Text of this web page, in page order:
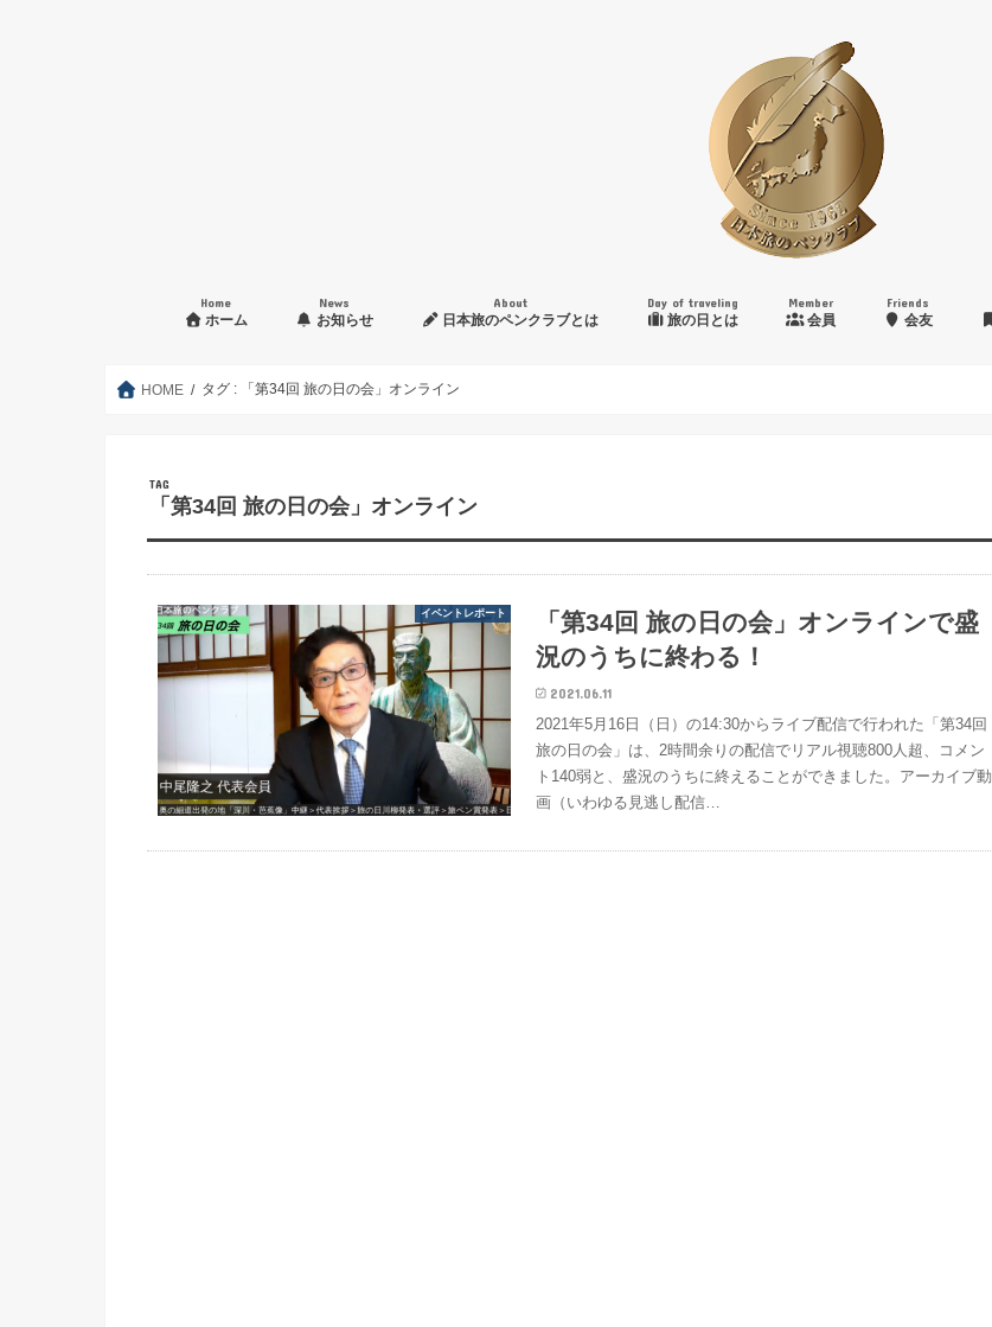
Home
ホーム
News
お知らせ
About
日本旅のペンクラブとは
Day of traveling
旅の日とは
Member
会員
Friends
会友
HOME タグ : 「第34回 旅の日の会」オンライン
TAG
「第34回 旅の日の会」オンライン
イベントレポート
「第34回 旅の日の会」オンラインで盛
況のうちに終わる！
2021.06.11
2021年5月16日（日）の14:30からライブ配信で行われた「第34回
旅の日の会」は、2時間余りの配信でリアル視聴800人超、コメン
ト140弱と、盛況のうちに終えることができました。アーカイブ動
画（いわゆる見逃し配信…